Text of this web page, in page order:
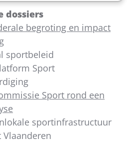
dossiers
begroting en impact
sportbeleid
Sport
Sport rond een
sportinfrastructuur
Vlaanderen